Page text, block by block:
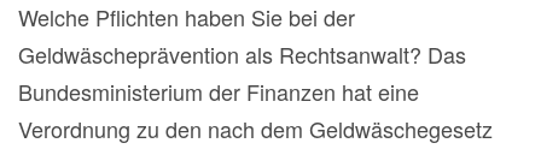
Welche Pflichten haben Sie bei der
Geldwäscheprävention als Rechtsanwalt? Das
Bundesministerium der Finanzen hat eine
Verordnung zu den nach dem Geldwäschegesetz